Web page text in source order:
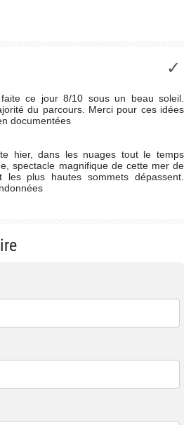
✓
ce jour 8/10 sous un beau soleil.
du parcours. Merci pour ces idées
documentées
hier, dans les nuages tout le temps
spectacle magnifique de cette mer de
les plus hautes sommets dépassent.